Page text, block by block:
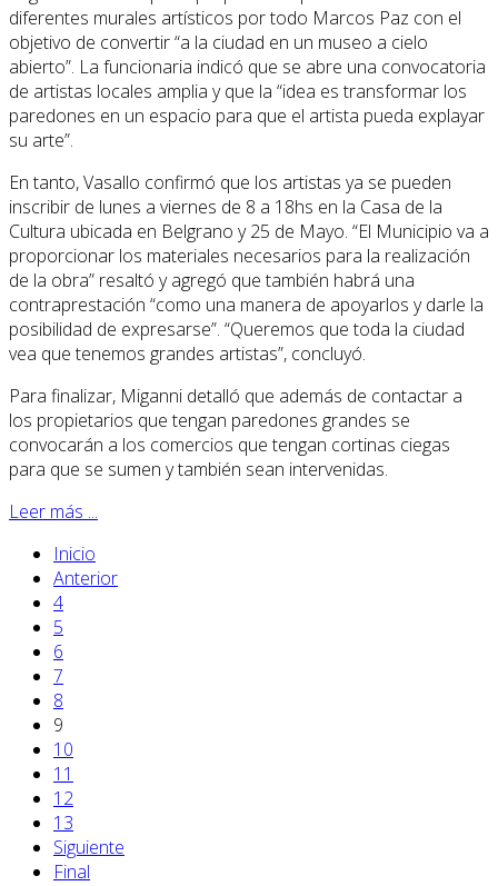
diferentes murales artísticos por todo Marcos Paz con el
objetivo de convertir “a la ciudad en un museo a cielo
abierto”. La funcionaria indicó que se abre una convocatoria
de artistas locales amplia y que la “idea es transformar los
paredones en un espacio para que el artista pueda explayar
su arte”.
En tanto, Vasallo confirmó que los artistas ya se pueden
inscribir de lunes a viernes de 8 a 18hs en la Casa de la
Cultura ubicada en Belgrano y 25 de Mayo. “El Municipio va a
proporcionar los materiales necesarios para la realización
de la obra” resaltó y agregó que también habrá una
contraprestación “como una manera de apoyarlos y darle la
posibilidad de expresarse”. “Queremos que toda la ciudad
vea que tenemos grandes artistas”, concluyó.
Para finalizar, Miganni detalló que además de contactar a
los propietarios que tengan paredones grandes se
convocarán a los comercios que tengan cortinas ciegas
para que se sumen y también sean intervenidas.
Leer más ...
Inicio
Anterior
4
5
6
7
8
9
10
11
12
13
Siguiente
Final